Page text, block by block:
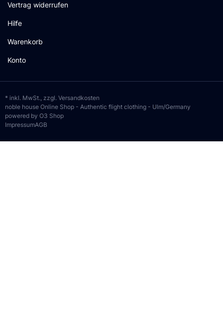
Vertrag widerrufen
Hilfe
Warenkorb
Konto
* inkl. MwSt., zzgl. Versandkosten
noble house Online Shop - Authentic flight clothing - Ulm/Germany
powered by O3 Shop
ImpressumAGB